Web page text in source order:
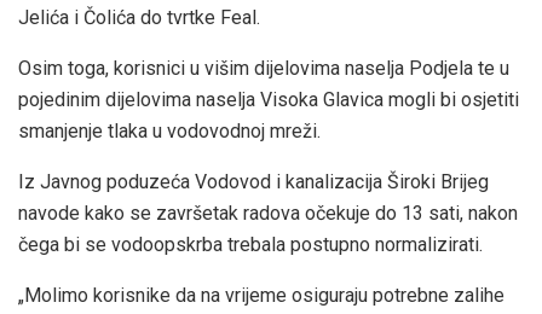
Jelića i Čolića do tvrtke Feal.
Osim toga, korisnici u višim dijelovima naselja Podjela te u
pojedinim dijelovima naselja Visoka Glavica mogli bi osjetiti
smanjenje tlaka u vodovodnoj mreži.
Iz Javnog poduzeća Vodovod i kanalizacija Široki Brijeg
navode kako se završetak radova očekuje do 13 sati, nakon
čega bi se vodoopskrba trebala postupno normalizirati.
„Molimo korisnike da na vrijeme osiguraju potrebne zalihe